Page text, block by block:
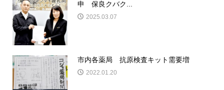
申 保良クバク...
2025.03.07
市内各薬局 抗原検査キット需要増
2022.01.20